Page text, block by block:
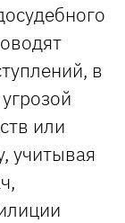
в
или
учитывая